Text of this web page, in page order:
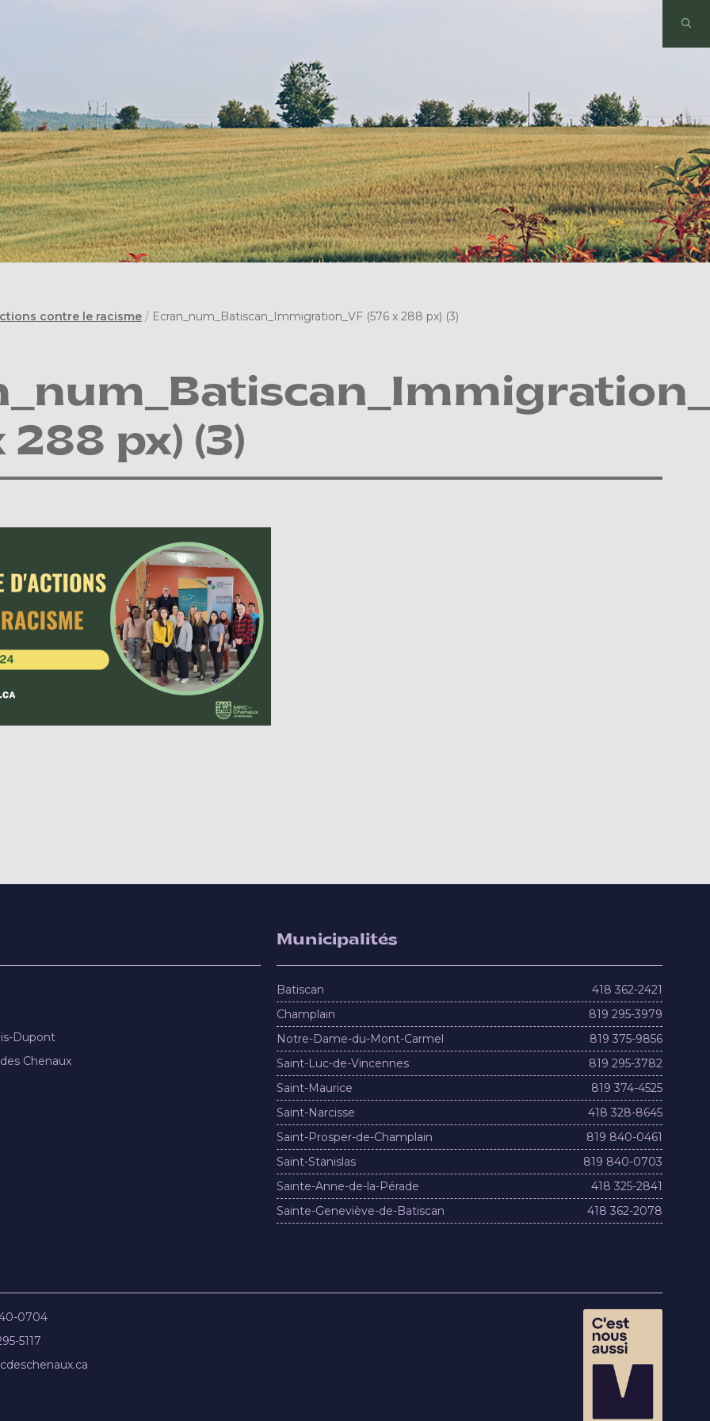
contre le racisme / Ecran_num_Batiscan_Immigration_VF (576 x 288 px) (3)
288 px) (3)
Dupont
Chenaux
Municipalités
Batiscan
418 362-2421
Champlain
819 295-3979
Notre-Dame-du-Mont-Carmel
819 375-9856
Saint-Luc-de-Vincennes
819 295-3782
Saint-Maurice
819 374-4525
Saint-Narcisse
418 328-8645
Saint-Prosper-de-Champlain
819 840-0461
Saint-Stanislas
819 840-0703
Sainte-Anne-de-la-Pérade
418 325-2841
Sainte-Geneviève-de-Batiscan
418 362-2078
0704
5117